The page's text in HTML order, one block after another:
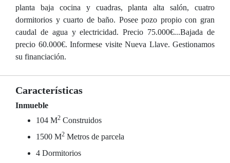
planta baja cocina y cuadras, planta alta salón, cuatro
dormitorios y cuarto de baño. Posee pozo propio con gran
caudal de agua y electricidad. Precio 75.000€...Bajada de
precio 60.000€. Informese visite Nueva Llave. Gestionamos
su financiación.
Características
Inmueble
104 M2 Construidos
1500 M2 Metros de parcela
4 Dormitorios